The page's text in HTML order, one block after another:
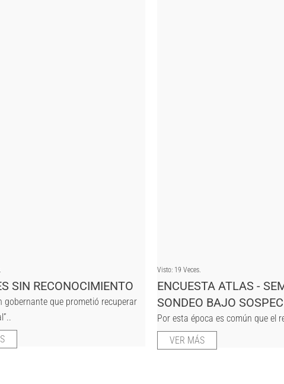
SIN RECONOCIMIENTO
gobernante que prometió recuperar
Visto: 19 Veces.
ENCUESTA ATLAS -
SONDEO BAJO
Por esta época es común que el
VER MÁS